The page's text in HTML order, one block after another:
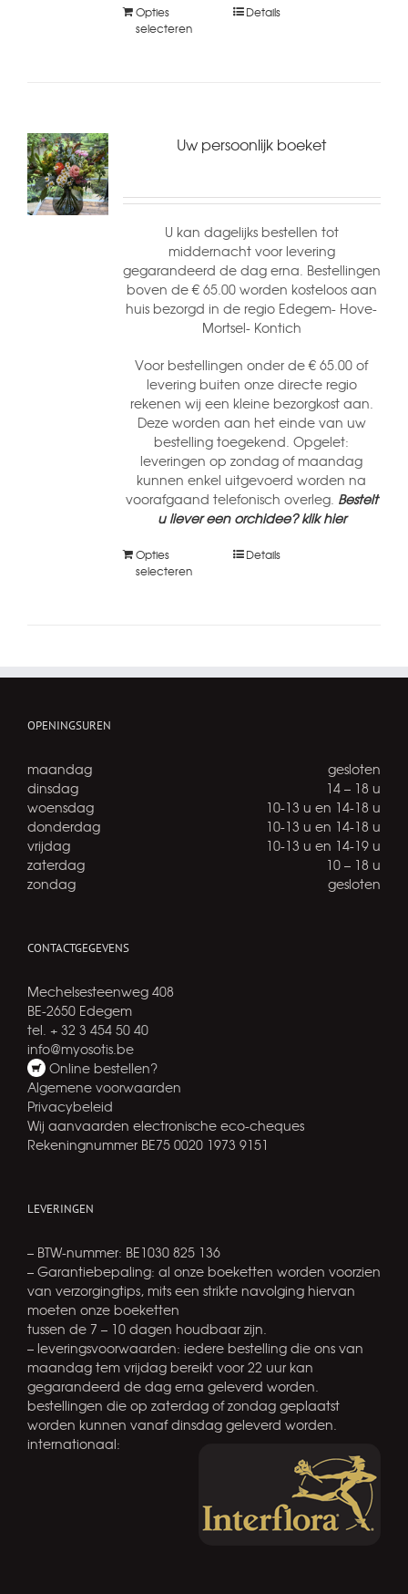
Opties
selecteren
Details
Uw persoonlijk boeket
U kan dagelijks bestellen tot
middernacht voor levering
gegarandeerd de dag erna. Bestellingen
boven de € 65.00 worden kosteloos aan
huis bezorgd in de regio Edegem- Hove-
Mortsel- Kontich
Voor bestellingen onder de € 65.00 of
levering buiten onze directe regio
rekenen wij een kleine bezorgkost aan.
Deze worden aan het einde van uw
bestelling toegekend. Opgelet:
leveringen op zondag of maandag
kunnen enkel uitgevoerd worden na
voorafgaand telefonisch overleg. Bestelt
u liever een orchidee? klik hier
Opties
selecteren
Details
OPENINGSUREN
maandag
gesloten
dinsdag
14 – 18 u
woensdag
10-13 u en 14-18 u
donderdag
10-13 u en 14-18 u
vrijdag
10-13 u en 14-19 u
zaterdag
10 – 18 u
zondag
gesloten
CONTACTGEGEVENS
Mechelsesteenweg 408
BE-2650 Edegem
tel. + 32 3 454 50 40
info@myosotis.be
Online bestellen?
Algemene voorwaarden
Privacybeleid
Wij aanvaarden electronische eco-cheques
Rekeningnummer BE75 0020 1973 9151
LEVERINGEN
– BTW-nummer: BE1030 825 136
– Garantiebepaling: al onze boeketten worden voorzien
van verzorgingtips, mits een strikte navolging hiervan
moeten onze boeketten
tussen de 7 – 10 dagen houdbaar zijn.
– leveringsvoorwaarden: iedere bestelling die ons van
maandag tem vrijdag bereikt voor 22 uur kan
gegarandeerd de dag erna geleverd worden.
bestellingen die op zaterdag of zondag geplaatst
worden kunnen vanaf dinsdag geleverd worden.
internationaal: